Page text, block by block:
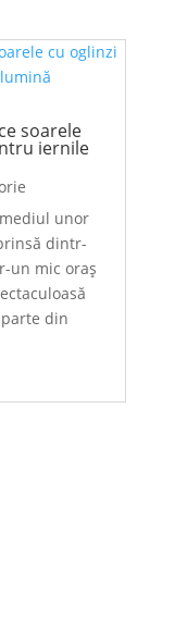
soarele
iernile
unor
dintr-
un mic oraș
din